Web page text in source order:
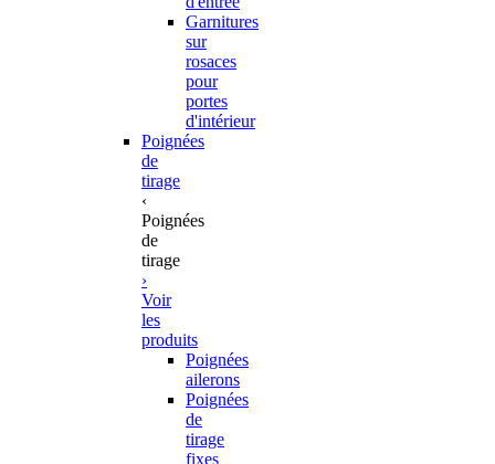
Garnitures
sur
rosaces
pour
portes
d'intérieur
Poignées
de
tirage
‹
Poignées
de
tirage
›
Voir
les
produits
Poignées
ailerons
Poignées
de
tirage
fixes